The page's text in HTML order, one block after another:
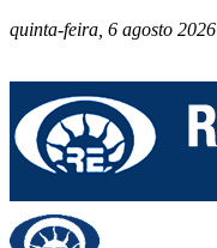
quinta-feira, 6 agosto 2026